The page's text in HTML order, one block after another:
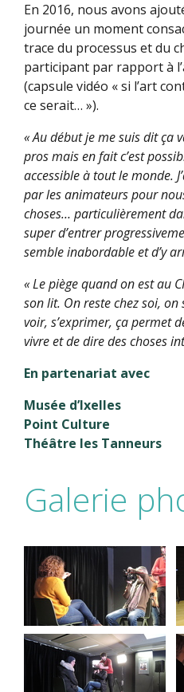
En 2016, nous avons
journée un moment
trace du processus et du
participant par rapport à
(capsule vidéo « si l’art
ce serait… »).
« Au début je me suis dit ça
pros mais en fait c’est
accessible à tout le monde.
par les animateurs pour
choses… particulièrement
super d’entrer
semble inabordable et d’y
« Le piège quand on est au
son lit. On reste chez soi, on
voir, s’exprimer, ça permet
vivre et de dire des choses
En partenariat avec
Musée d’Ixelles
Point Culture
Théâtre les Tanneurs
Galerie